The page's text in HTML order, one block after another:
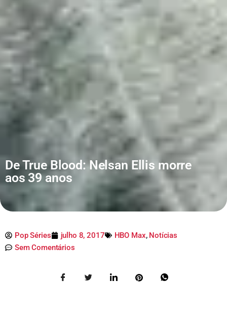
De True Blood: Nelsan Ellis morre
aos 39 anos
Pop Séries julho 8, 2017 HBO Max, Notícias
Sem Comentários